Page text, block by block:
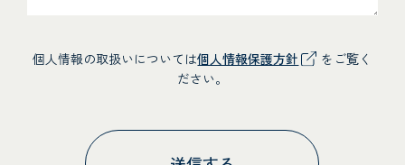
個人情報の取扱いについては個人情報保護方針
をご覧く
ださい。